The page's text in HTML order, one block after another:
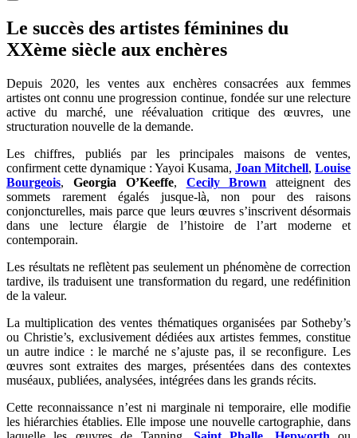
Le succès des artistes féminines du
XXème siècle aux enchères
Depuis 2020, les ventes aux enchères consacrées aux femmes
artistes ont connu une progression continue, fondée sur une relecture
active du marché, une réévaluation critique des œuvres, une
structuration nouvelle de la demande.
Les chiffres, publiés par les principales maisons de ventes,
confirment cette dynamique : Yayoi Kusama, Joan Mitchell, Louise
Bourgeois, Georgia O’Keeffe, Cecily Brown atteignent des
sommets rarement égalés jusque-là, non pour des raisons
conjoncturelles, mais parce que leurs œuvres s’inscrivent désormais
dans une lecture élargie de l’histoire de l’art moderne et
contemporain.
Les résultats ne reflètent pas seulement un phénomène de correction
tardive, ils traduisent une transformation du regard, une redéfinition
de la valeur.
La multiplication des ventes thématiques organisées par Sotheby’s
ou Christie’s, exclusivement dédiées aux artistes femmes, constitue
un autre indice : le marché ne s’ajuste pas, il se reconfigure. Les
œuvres sont extraites des marges, présentées dans des contextes
muséaux, publiées, analysées, intégrées dans les grands récits.
Cette reconnaissance n’est ni marginale ni temporaire, elle modifie
les hiérarchies établies. Elle impose une nouvelle cartographie, dans